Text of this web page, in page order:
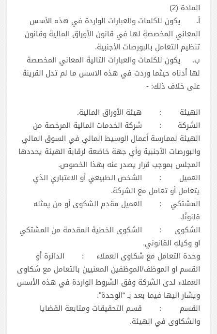
المادة (2)
أ.
يكون للكلمات والعبارات الواردة في هذه الأسس
المعاني المخصصة لها في قانون الأوراق المالية وقانون
تنظيم التعامل بالبورصات الأجنبية.
ب.
يكون للكلمات والعبارات التالية المعاني المخصصة
لها أدناه حيثما وردت في هذه الاسس ما لم تدل القرينة
على خلاف ذلك: -
الهيئة
:
هيئة الأوراق المالية.
الشركة
:
شركة الخدمات المالية المرخصة من
الهيئة لممارسة أعمال الوسيط المالي في السوق المالي
والبورصات الأجنبية وأي جهة خاضعة لرقابة الهيئة يحددها
المجلس بموجب قرار يصدر عنه بهذا الخصوص.
العميل
:
الشخص الطبيعي أو الاعتباري الذي
يتعامل أو تعامل مع الشركة.
المشتكي
:
العميل مقدم الشكوى أو من يمثله
قانونًا.
الشكوى
:
الشكوى الخطية المقدمة من المشتكي
او وكيله القانوني.
وحدة التعامل مع شكاوى العملاء
:
الدائرة أو
القسم او الموظف/الموظفين المعنيين بالتعامل مع شكاوى
العملاء لدى الشركة وفق الشروط الواردة في هذه الأسس
ويشار اليها فيما بعد بـ “الوحدة".
القسم
:
قسم التحقيقات ومتابعة القضايا
والشكاوى في الهيئة.